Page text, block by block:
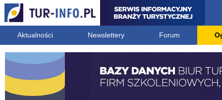
Aktualności Newslettery Forum